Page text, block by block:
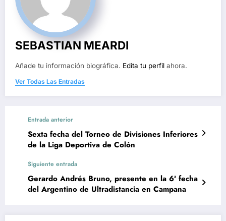
SEBASTIAN MEARDI
Añade tu información biográfica. Edita tu perfil ahora.
Ver Todas Las Entradas
Entrada anterior
Sexta fecha del Torneo de Divisiones Inferiores
de la Liga Deportiva de Colón
Siguiente entrada
Gerardo Andrés Bruno, presente en la 6ª fecha
del Argentino de Ultradistancia en Campana